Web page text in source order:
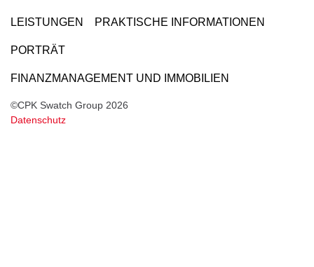
©CPK Swatch Group 2026
Datenschutz
LEISTUNGEN PRAKTISCHE INFORMATIONEN
PORTRÄT
FINANZMANAGEMENT UND IMMOBILIEN